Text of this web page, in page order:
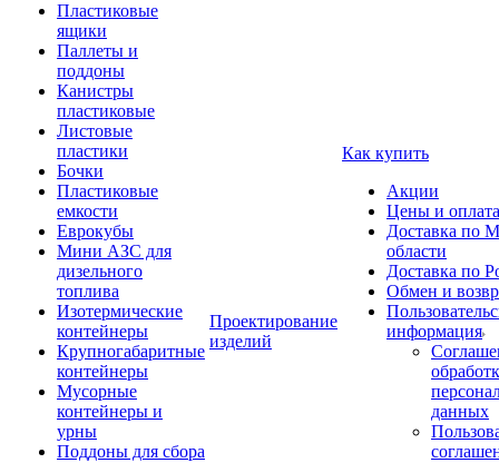
Пластиковые
ящики
Паллеты и
поддоны
Канистры
пластиковые
Листовые
пластики
Бочки
Пластиковые
емкости
Еврокубы
Мини АЗС для
дизельного
топлива
Изотермические
контейнеры
Крупногабаритные
контейнеры
Мусорные
контейнеры и
урны
Поддоны для сбора
Проектирование
изделий
Как купить
Акции
Цены и оплата
Доставка по
области
Доставка по
Обмен и
информация
данных